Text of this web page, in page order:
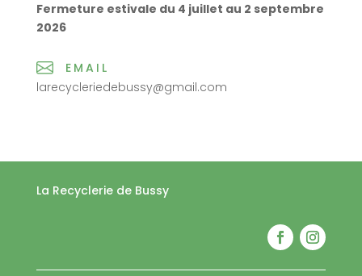
Fermeture estivale du 4 juillet au 2 septembre
2026
EMAIL
larecycleriedebussy@gmail.com
La Recyclerie de Bussy